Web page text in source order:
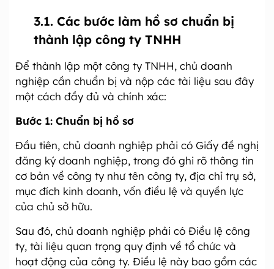
3.1. Các bước làm hồ sơ chuẩn bị
thành lập công ty TNHH
Để thành lập một công ty TNHH, chủ doanh
nghiệp cần chuẩn bị và nộp các tài liệu sau đây
một cách đầy đủ và chính xác:
Bước 1: Chuẩn bị hồ sơ
Đầu tiên, chủ doanh nghiệp phải có Giấy đề nghị
đăng ký doanh nghiệp, trong đó ghi rõ thông tin
cơ bản về công ty như tên công ty, địa chỉ trụ sở,
mục đích kinh doanh, vốn điều lệ và quyền lực
của chủ sở hữu.
Sau đó, chủ doanh nghiệp phải có Điều lệ công
ty, tài liệu quan trọng quy định về tổ chức và
hoạt động của công ty. Điều lệ này bao gồm các